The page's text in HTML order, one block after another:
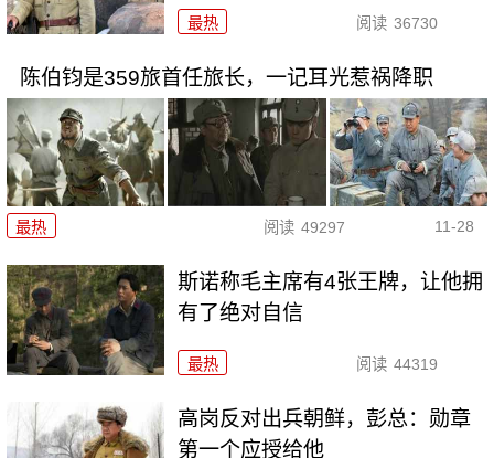
最热 阅读 36730
陈伯钧是359旅首任旅长，一记耳光惹祸降职
最热 阅读 49297 11-28
斯诺称毛主席有4张王牌，让他拥
有了绝对自信
最热 阅读 44319
高岗反对出兵朝鲜，彭总：勋章
第一个应授给他